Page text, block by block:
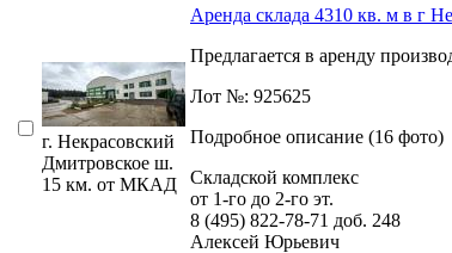
г. Некрасовский
Дмитровское ш.
15 км. от МКАД
Аренда склада 4310 кв. м в г
Предлагается в аренду
Лот №: 925625
Подробное описание (16 фото)
Складской комплекс
от 1-го до 2-го эт.
8 (495) 822-78-71 доб. 248
Алексей Юрьевич